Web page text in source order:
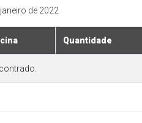
de 2022
Quantidade